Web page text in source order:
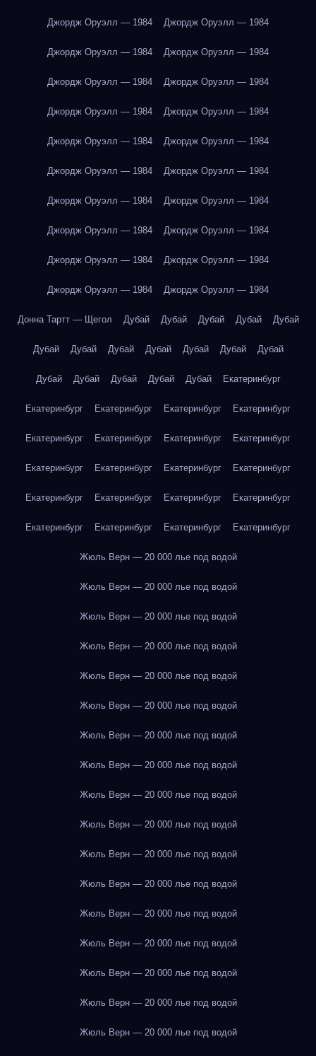
Джордж Оруэлл — 1984 Джордж Оруэлл — 1984
Джордж Оруэлл — 1984 Джордж Оруэлл — 1984
Джордж Оруэлл — 1984 Джордж Оруэлл — 1984
Джордж Оруэлл — 1984 Джордж Оруэлл — 1984
Джордж Оруэлл — 1984 Джордж Оруэлл — 1984
Джордж Оруэлл — 1984 Джордж Оруэлл — 1984
Джордж Оруэлл — 1984 Джордж Оруэлл — 1984
Джордж Оруэлл — 1984 Джордж Оруэлл — 1984
Джордж Оруэлл — 1984 Джордж Оруэлл — 1984
Джордж Оруэлл — 1984 Джордж Оруэлл — 1984
Донна Тартт — Щегол Дубай Дубай Дубай Дубай Дубай
Дубай Дубай Дубай Дубай Дубай Дубай Дубай
Дубай Дубай Дубай Дубай Дубай Екатеринбург
Екатеринбург Екатеринбург Екатеринбург Екатеринбург
Екатеринбург Екатеринбург Екатеринбург Екатеринбург
Екатеринбург Екатеринбург Екатеринбург Екатеринбург
Екатеринбург Екатеринбург Екатеринбург Екатеринбург
Екатеринбург Екатеринбург Екатеринбург Екатеринбург
Жюль Верн — 20 000 лье под водой
Жюль Верн — 20 000 лье под водой
Жюль Верн — 20 000 лье под водой
Жюль Верн — 20 000 лье под водой
Жюль Верн — 20 000 лье под водой
Жюль Верн — 20 000 лье под водой
Жюль Верн — 20 000 лье под водой
Жюль Верн — 20 000 лье под водой
Жюль Верн — 20 000 лье под водой
Жюль Верн — 20 000 лье под водой
Жюль Верн — 20 000 лье под водой
Жюль Верн — 20 000 лье под водой
Жюль Верн — 20 000 лье под водой
Жюль Верн — 20 000 лье под водой
Жюль Верн — 20 000 лье под водой
Жюль Верн — 20 000 лье под водой
Жюль Верн — 20 000 лье под водой